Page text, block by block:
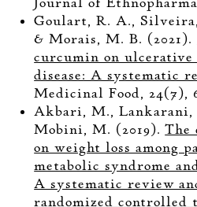
Goulart, R. A.,
& Morais, M. B. (2021).
curcumin on
disease: A systematic
Medicinal Food, 24(7),
Akbari, M., Lankarani,
Mobini, M. (2019).The
on weight loss among
metabolic syndrome
A systematic review
randomized controlled